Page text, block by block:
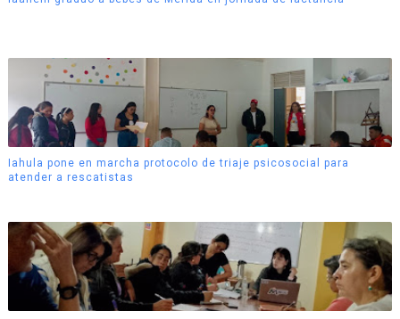
Iahula pone en marcha protocolo de triaje psicosocial para
atender a rescatistas